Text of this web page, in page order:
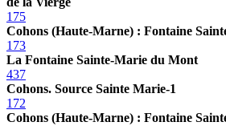
175
Cohons (Haute-Marne) : Fontaine
173
La Fontaine Sainte-Marie du Mont
437
Cohons. Source Sainte Marie-1
172
Cohons (Haute-Marne) : Fontaine